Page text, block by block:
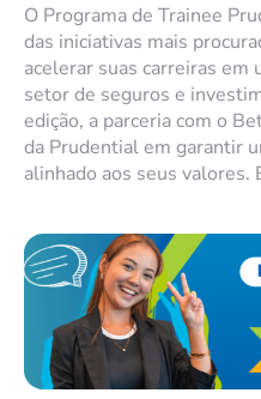
O Programa de Trainee
das iniciativas mais
acelerar suas carreiras em
setor de seguros e
edição, a parceria com o
da Prudential em garantir
alinhado aos seus valores.